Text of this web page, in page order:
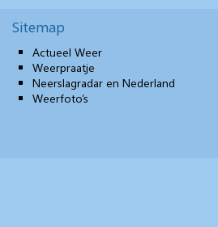
Sitemap
Actueel Weer
Weerpraatje
Neerslagradar en Nederland
Weerfoto’s